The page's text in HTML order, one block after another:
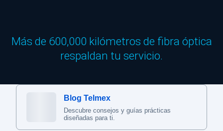
Más de 600,000 kilómetros de fibra óptica
respaldan tu servicio.
Blog Telmex
Descubre consejos y guías prácticas
diseñadas para ti.